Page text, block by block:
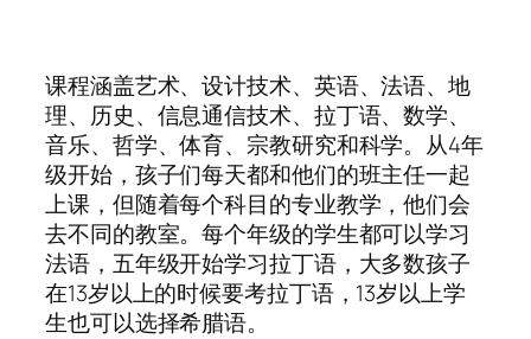
课程涵盖艺术、设计技术、英语、法语、地
理、历史、信息通信技术、拉丁语、数学、
音乐、哲学、体育、宗教研究和科学。从4年
级开始，孩子们每天都和他们的班主任一起
上课，但随着每个科目的专业教学，他们会
去不同的教室。每个年级的学生都可以学习
法语，五年级开始学习拉丁语，大多数孩子
在13岁以上的时候要考拉丁语，13岁以上学
生也可以选择希腊语。